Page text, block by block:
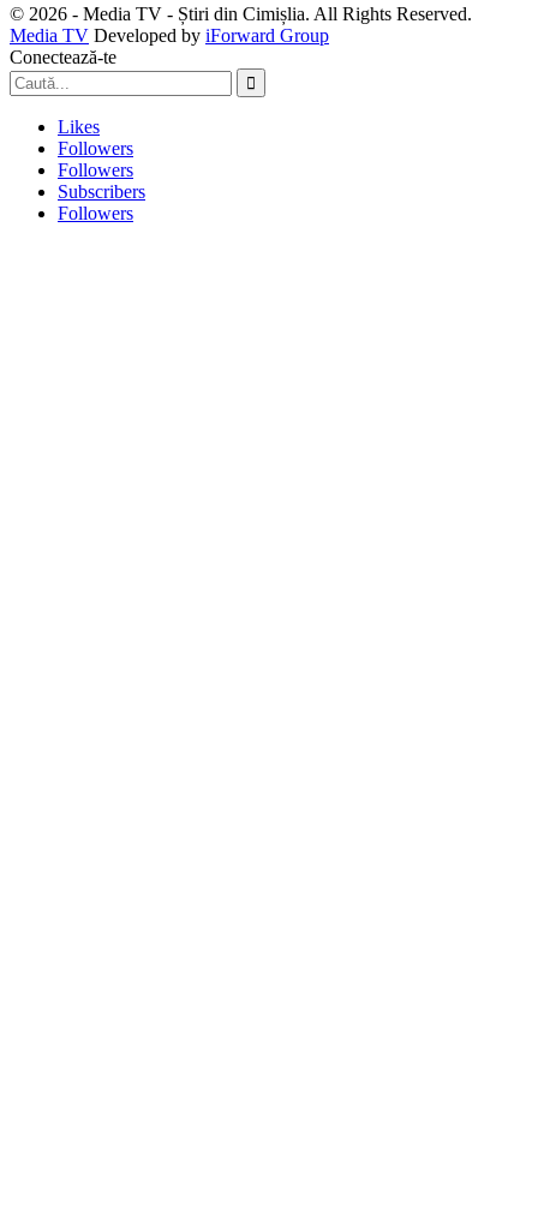
© 2026 - Media TV - Știri din Cimișlia. All Rights Reserved.
Media TV Developed by iForward Group
Conectează-te
Likes
Followers
Followers
Subscribers
Followers